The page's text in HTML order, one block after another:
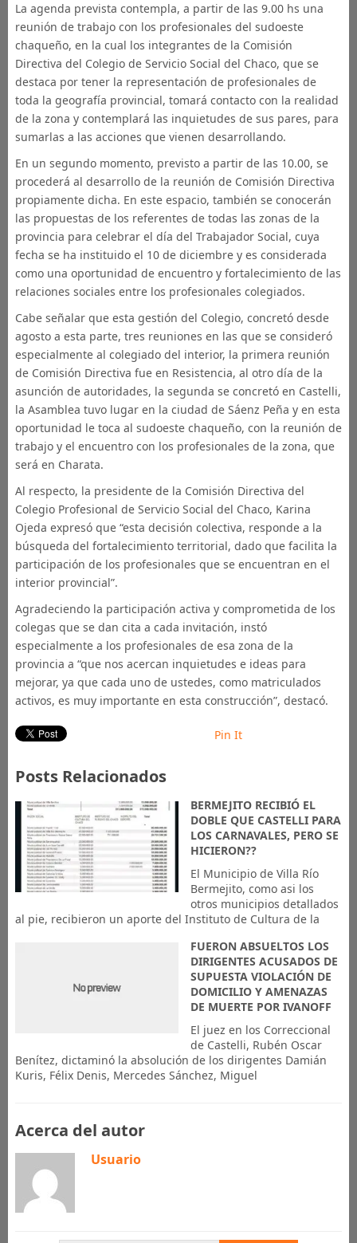
La agenda prevista contempla, a partir de las 9.00 hs una
reunión de trabajo con los profesionales del sudoeste
chaqueño, en la cual los integrantes de la Comisión
Directiva del Colegio de Servicio Social del Chaco, que se
destaca por tener la representación de profesionales de
toda la geografía provincial, tomará contacto con la realidad
de la zona y contemplará las inquietudes de sus pares, para
sumarlas a las acciones que vienen desarrollando.
En un segundo momento, previsto a partir de las 10.00, se
procederá al desarrollo de la reunión de Comisión Directiva
propiamente dicha. En este espacio, también se conocerán
las propuestas de los referentes de todas las zonas de la
provincia para celebrar el día del Trabajador Social, cuya
fecha se ha instituido el 10 de diciembre y es considerada
como una oportunidad de encuentro y fortalecimiento de las
relaciones sociales entre los profesionales colegiados.
Cabe señalar que esta gestión del Colegio, concretó desde
agosto a esta parte, tres reuniones en las que se consideró
especialmente al colegiado del interior, la primera reunión
de Comisión Directiva fue en Resistencia, al otro día de la
asunción de autoridades, la segunda se concretó en Castelli,
la Asamblea tuvo lugar en la ciudad de Sáenz Peña y en esta
oportunidad le toca al sudoeste chaqueño, con la reunión de
trabajo y el encuentro con los profesionales de la zona, que
será en Charata.
Al respecto, la presidente de la Comisión Directiva del
Colegio Profesional de Servicio Social del Chaco, Karina
Ojeda expresó que “esta decisión colectiva, responde a la
búsqueda del fortalecimiento territorial, dado que facilita la
participación de los profesionales que se encuentran en el
interior provincial”.
Agradeciendo la participación activa y comprometida de los
colegas que se dan cita a cada invitación, instó
especialmente a los profesionales de esa zona de la
provincia a “que nos acercan inquietudes e ideas para
mejorar, ya que cada uno de ustedes, como matriculados
activos, es muy importante en esta construcción”, destacó.
Pin It
Posts Relacionados
BERMEJITO RECIBIÓ EL
DOBLE QUE CASTELLI PARA
LOS CARNAVALES, PERO SE
HICIERON??
El Municipio de Villa Río
Bermejito, como asi los
otros municipios detallados
al pie, recibieron un aporte del Instituto de Cultura de la
FUERON ABSUELTOS LOS
DIRIGENTES ACUSADOS DE
SUPUESTA VIOLACIÓN DE
DOMICILIO Y AMENAZAS
DE MUERTE POR IVANOFF
El juez en los Correccional
de Castelli, Rubén Oscar
Benítez, dictaminó la absolución de los dirigentes Damián
Kuris, Félix Denis, Mercedes Sánchez, Miguel
Acerca del autor
Usuario